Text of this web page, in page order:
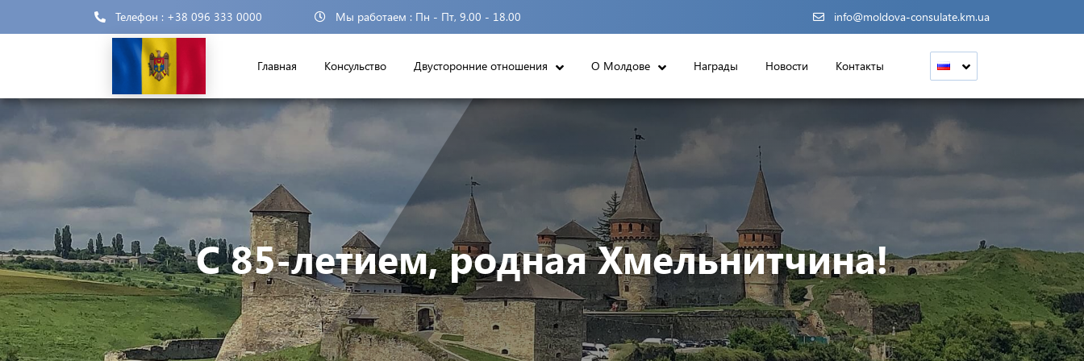
Телефон : +38 096 333 0000 Мы работаем : Пн - Пт, 9.00 - 18.00 info@moldova-consulate.km.ua
Главная Консульство Двусторонние отношения О Молдове Награды Новости Контакты
С 85-летием, родная Хмельнитчина!